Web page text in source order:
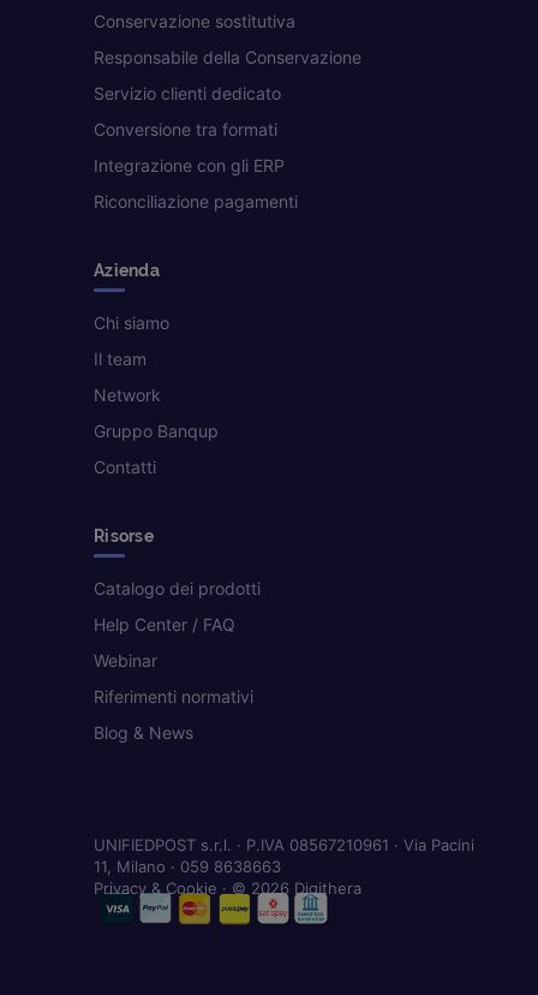
Conservazione sostitutiva
Responsabile della Conservazione
Servizio clienti dedicato
Conversione tra formati
Integrazione con gli ERP
Riconciliazione pagamenti
Azienda
Chi siamo
Il team
Network
Gruppo Banqup
Contatti
Risorse
Catalogo dei prodotti
Help Center / FAQ
Webinar
Riferimenti normativi
Blog & News
UNIFIEDPOST s.r.l. · P.IVA 08567210961 · Via Pacini
11, Milano · 059 8638663
Privacy & Cookie · © 2026 Digithera